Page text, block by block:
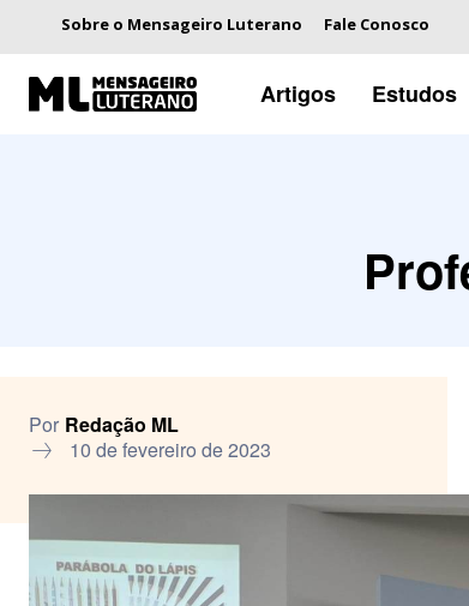
Sobre o Mensageiro Luterano Fale Conosco
Artigos Estudos
Por Redação ML
10 de fevereiro de 2023